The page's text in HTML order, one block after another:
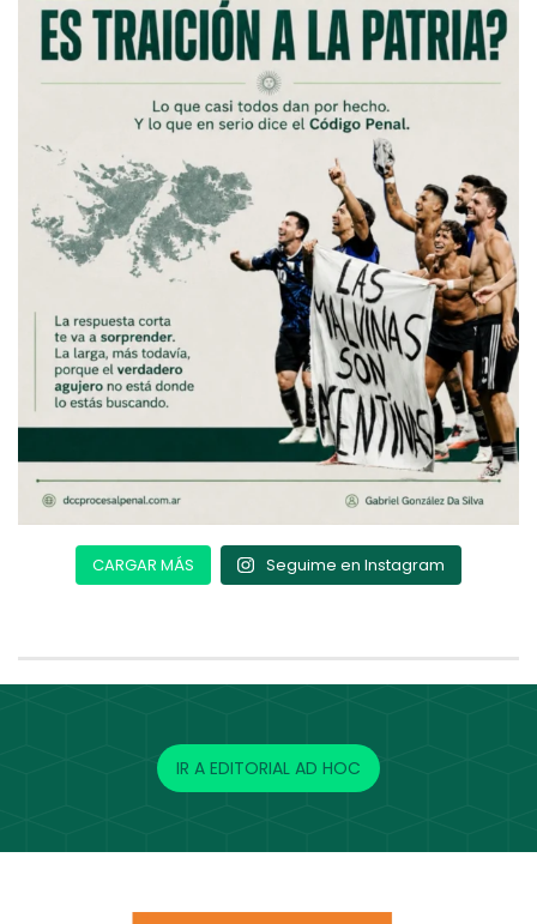
CARGAR MÁS Seguime en Instagram
IR A EDITORIAL AD HOC